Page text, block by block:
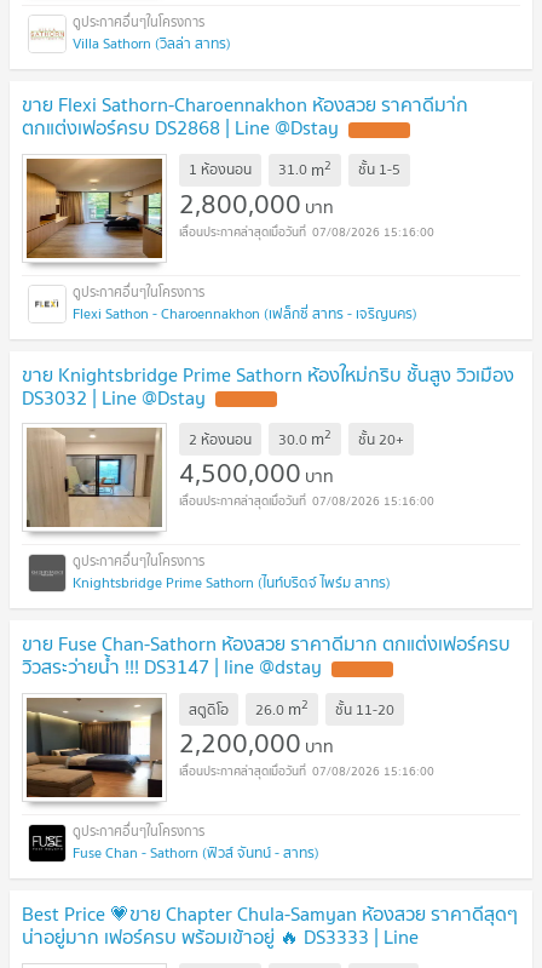
Villa Sathorn (วิลล่า สาทร)
ขาย Flexi Sathorn-Charoennakhon ห้องสวย ราคาดีมา่ก
ตกแต่งเฟอร์ครบ DS2868 | Line @Dstay
1 ห้องนอน 31.0 m2 ชั้น 1-5
2,800,000 บาท
07/08/2026 15:16:00
Flexi Sathon - Charoennakhon (เฟล็กซี่ สาทร - เจริญนคร)
ขาย Knightsbridge Prime Sathorn ห้องใหม่กริบ ชั้นสูง วิวเมือง
DS3032 | Line @Dstay
2 ห้องนอน 30.0 m2 ชั้น20+
4,500,000 บาท
07/08/2026 15:16:00
Knightsbridge Prime Sathorn (ไนท์บริดจ์ ไพร์ม สาทร)
ขาย Fuse Chan-Sathorn ห้องสวย ราคาดีมาก ตกแต่งเฟอร์ครบ
วิวสระว่ายน้ำ !!! DS3147 | line @dstay
สตูดิโอ 26.0 m2 ชั้น 11-20
2,200,000 บาท
07/08/2026 15:16:00
Fuse Chan - Sathorn (ฟิวส์ จันทน์ - สาทร)
Best Price 💗ขาย Chapter Chula-Samyan ห้องสวย ราคาดีสุดๆ
น่าอยู่มาก เฟอร์ครบ พร้อมเข้าอยู่ 🔥 DS3333 | Line
@Dstay UPDATE !